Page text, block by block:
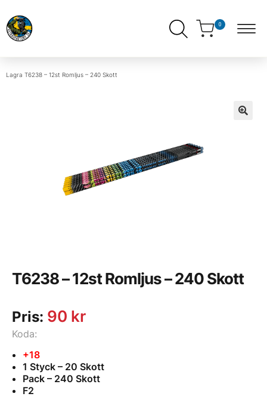
0
Lagra T6238 – 12st Romljus – 240 Skott
T6238 – 12st Romljus – 240 Skott
Koda:
+18
1 Styck – 20 Skott
Pack – 240 Skott
F2
Pris: 90 kr